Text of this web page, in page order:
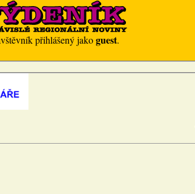
přihlášený jakoguest.